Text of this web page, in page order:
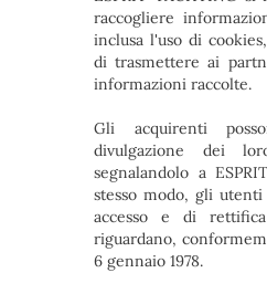
raccogliere
inclusa l'uso di
di trasmettere ai
informazioni raccolte.
Gli acquirenti
divulgazione dei
segnalandolo a
stesso modo, gli
accesso e di
riguardano,
6 gennaio 1978.